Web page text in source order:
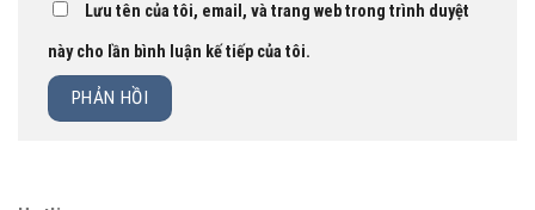
Lưu tên của tôi, email, và trang web trong trình duyệt
này cho lần bình luận kế tiếp của tôi.